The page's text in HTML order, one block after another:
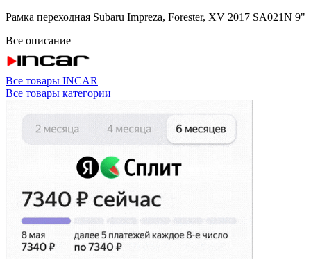
Рамка переходная Subaru Impreza, Forester, XV 2017 SA021N 9"
Все описание
Все товары INCAR
Все товары категории